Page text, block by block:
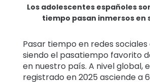
Los adolescentes españoles
tiempo pasan inmersos en
Pasar tiempo en redes
siendo el pasatiempo favorito
en nuestro país. A nivel global,
registrado en 2025 asciende a